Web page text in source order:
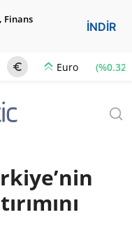
Finans
İNDİR
Euro (%0.32)